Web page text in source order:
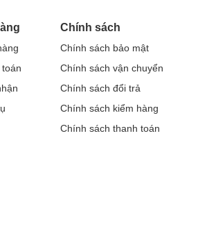
Chính sách
Chính sách bảo mật
Chính sách vận chuyển
Chính sách đổi trả
Chính sách kiểm hàng
Chính sách thanh toán